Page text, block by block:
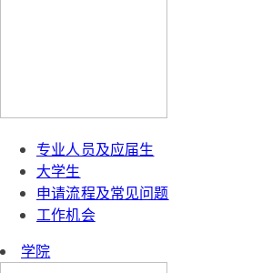
专业人员及应届生
大学生
申请流程及常见问题
工作机会
学院